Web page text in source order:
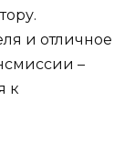
и отличное
–
к